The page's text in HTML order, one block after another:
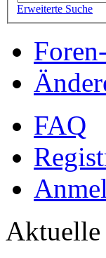
Erweiterte Suche
FAQ
Aktuelle